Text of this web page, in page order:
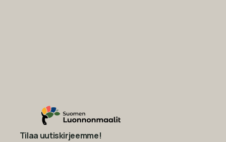
Tilaa uutiskirjeemme!